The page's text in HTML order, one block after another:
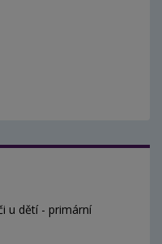
u dětí - primární